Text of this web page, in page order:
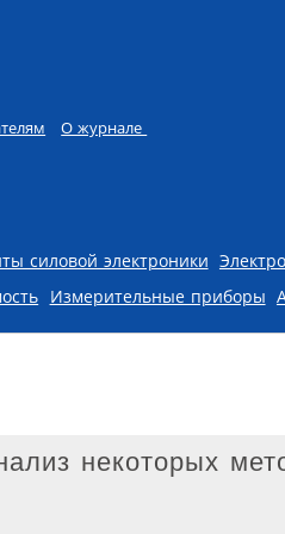
О журнале
силовой электроники
Измерительные приборы
некоторых